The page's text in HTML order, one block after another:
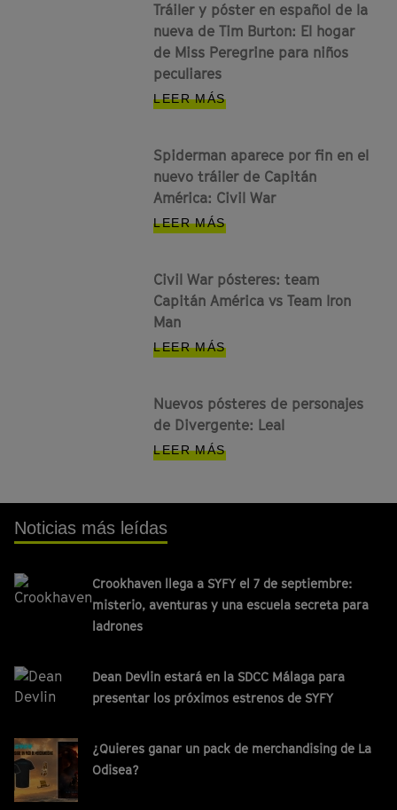
Tráiler y póster en español de la
nueva de Tim Burton: El hogar
de Miss Peregrine para niños
peculiares
LEER MÁS
Spiderman aparece por fin en el
nuevo tráiler de Capitán
América: Civil War
LEER MÁS
Civil War pósteres: team
Capitán América vs Team Iron
Man
LEER MÁS
Nuevos pósteres de personajes
de Divergente: Leal
LEER MÁS
Noticias más leídas
Crookhaven llega a SYFY el 7 de septiembre:
misterio, aventuras y una escuela secreta para
ladrones
Dean Devlin estará en la SDCC Málaga para
presentar los próximos estrenos de SYFY
¿Quieres ganar un pack de merchandising de La
Odisea?